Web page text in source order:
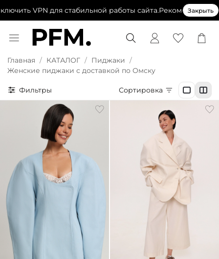
VPN для стабильной работы сайта.РекомендуемЗакрыть
Главная КАТАЛОГ
Пиджаки
Женские пиджаки с доставкой по Омску
Фильтры Сортировка